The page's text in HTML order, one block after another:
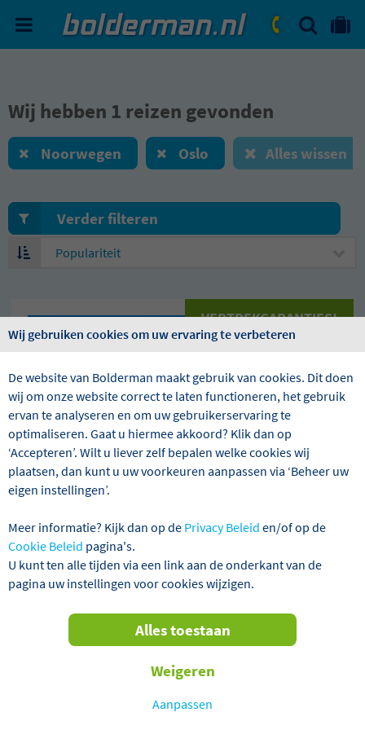
ma. - vr.: 09:00 - 17:30
ZOEKEN
Wij hebben 1 reizen gevonden
Noorwegen Oslo Alles wissen
Verder filteren
Minicruise 5 dagen Kopenhagen, Malmö en
Oslo
VERTREKGARANTIES!
vanaf € 479
Wij gebruiken cookies om uw ervaring te verbeteren
De website van Bolderman maakt gebruik van cookies. Dit doen
wij om onze website correct te laten functioneren, het gebruik
ervan te analyseren en om uw gebruikerservaring te
optimaliseren. Gaat u hiermee akkoord? Klik dan op
‘Accepteren’. Wilt u liever zelf bepalen welke cookies wij
plaatsen, dan kunt u uw voorkeuren aanpassen via ‘Beheer uw
eigen instellingen’.
Meer informatie? Kijk dan op de Privacy Beleid en/of op de
Cookie Beleid pagina's.
U kunt ten alle tijden via een link aan de onderkant van de
pagina uw instellingen voor cookies wijzigen.
Aanpassen
Weigeren
Alles toestaan